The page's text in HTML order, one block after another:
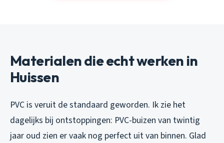
Materialen die echt werken in
Huissen
PVC is veruit de standaard geworden. Ik zie het
dagelijks bij ontstoppingen: PVC-buizen van twintig
jaar oud zien er vaak nog perfect uit van binnen. Glad